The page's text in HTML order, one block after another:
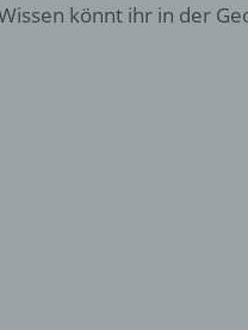
könnt ihr in der